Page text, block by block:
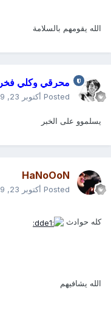
الله يقومهم بالسلامة
محرقي وكلي فخر
Posted أكتوبر 23, 2009
يسلموو على الخبر
HaNoOoN
Posted أكتوبر 23, 2009
كله حوادث
الله يشافيهم